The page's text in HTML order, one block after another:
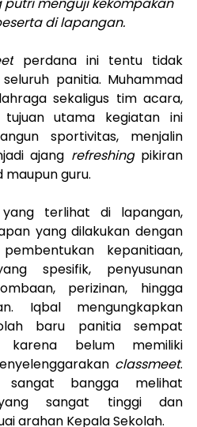
di lapangan.
perdana ini tentu tidak
panitia. Muhammad
sekaligus tim acara,
utama kegiatan ini
sportivitas, menjalin
ajang refreshing pikiran
maupun guru.
terlihat di lapangan,
yang dilakukan dengan
kepanitiaan,
spesifik, penyusunan
perizinan, hingga
Iqbal mengungkapkan
baru panitia sempat
karena belum memiliki
classmeet
bangga melihat
yang sangat tinggi dan
arahan Kepala Sekolah.